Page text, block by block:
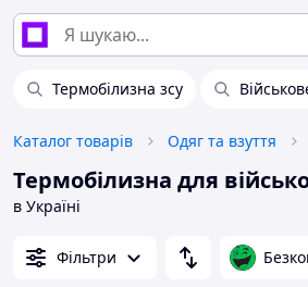
Термобілизна зсу
Каталог товарів Одяг та взуття
Термобілизна для
в Україні
Фільтри